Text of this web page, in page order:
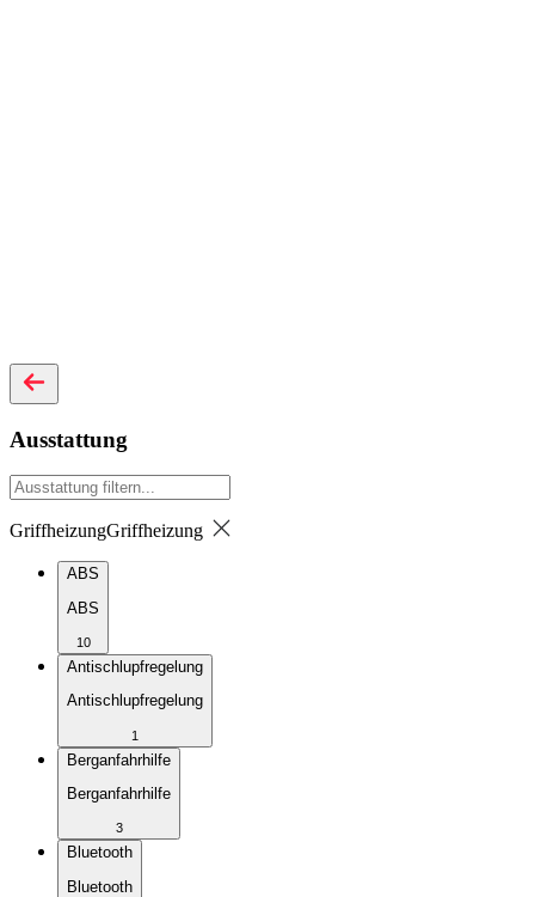
Ausstattung
GriffheizungGriffheizung
ABS
ABS
10
Antischlupfregelung
Antischlupfregelung
1
Berganfahrhilfe
Berganfahrhilfe
3
Bluetooth
Bluetooth